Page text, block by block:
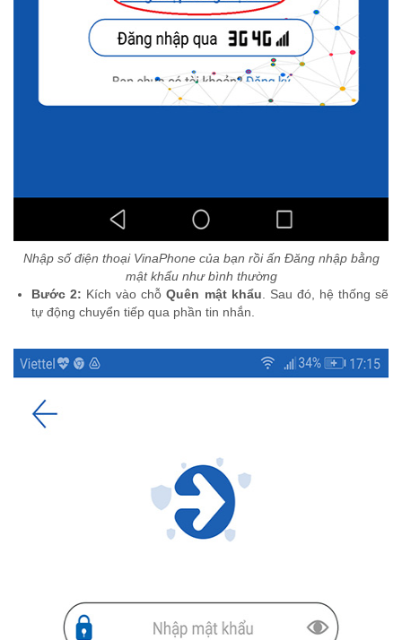
Nhập số điện thoại VinaPhone của bạn rồi ấn Đăng nhập bằng
mật khẩu như bình thường
Bước 2: Kích vào chỗQuên mật khẩu. Sau đó, hệ thống sẽ
tự động chuyển tiếp qua phần tin nhắn.